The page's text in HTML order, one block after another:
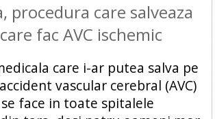
procedura care salveaza
fac AVC ischemic
care i-ar putea salva pe
vascular cerebral (AVC)
face in toate spitalele